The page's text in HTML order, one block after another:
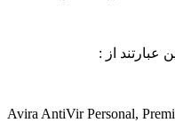
از :
- Avira AntiVir